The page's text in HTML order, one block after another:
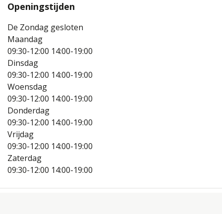
Openingstijden
De Zondag gesloten
Maandag
09:30-12:00 14:00-19:00
Dinsdag
09:30-12:00 14:00-19:00
Woensdag
09:30-12:00 14:00-19:00
Donderdag
09:30-12:00 14:00-19:00
Vrijdag
09:30-12:00 14:00-19:00
Zaterdag
09:30-12:00 14:00-19:00